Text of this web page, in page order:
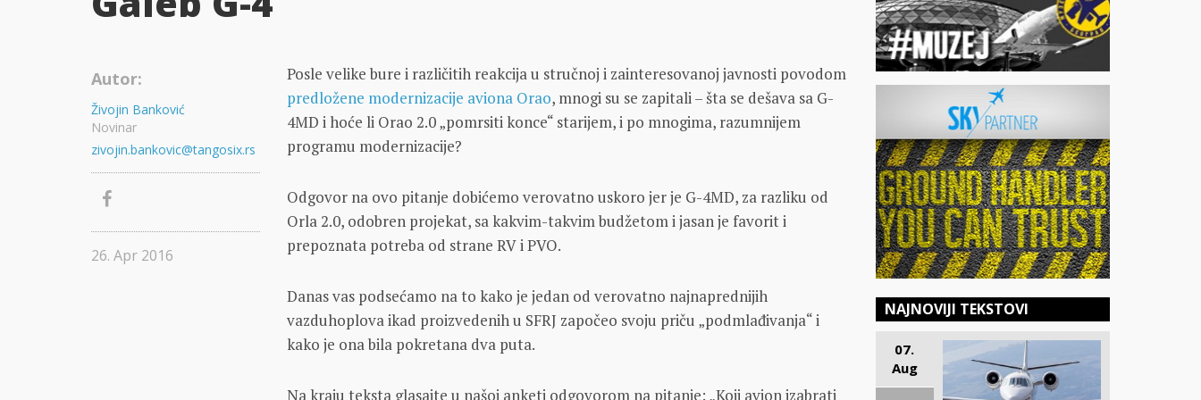
Posle velike bure i različitih reakcija u stručnoj i zainteresovanoj javnosti povodom
predložene modernizacije aviona Orao, mnogi su se zapitali – šta se dešava sa G-
4MD i hoće li Orao 2.0 „pomrsiti konce“ starijem, i po mnogima, razumnijem
programu modernizacije?
Odgovor na ovo pitanje dobićemo verovatno uskoro jer je G-4MD, za razliku od
Orla 2.0, odobren projekat, sa kakvim-takvim budžetom i jasan je favorit i
prepoznata potreba od strane RV i PVO.
Danas vas podsećamo na to kako je jedan od verovatno najnaprednijih
vazduhoplova ikad proizvedenih u SFRJ započeo svoju priču „podmlađivanja“ i
kako je ona bila pokretana dva puta.
Na kraju teksta glasajte u našoj anketi odgovorom na pitanje: „Koji avion izabrati
Autor:
Živojin Banković
Novinar
zivojin.bankovic@tangosix.rs
26. Apr 2016
NAJNOVIJI TEKSTOVI
07.
Aug